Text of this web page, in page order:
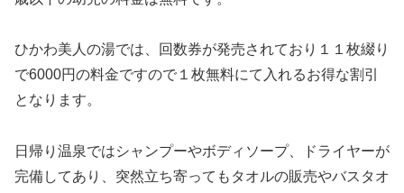
ひかわ美人の湯では、回数券が発売されており１１枚綴り
で6000円の料金ですので１枚無料にて入れるお得な割引
となります。
日帰り温泉ではシャンプーやボディソープ、ドライヤーが
完備してあり、突然立ち寄ってもタオルの販売やバスタオ